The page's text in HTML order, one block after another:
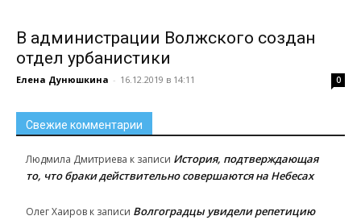
В администрации Волжского создан
отдел урбанистики
Елена Дунюшкина - 16.12.2019 в 14:11 0
Свежие комментарии
Людмила Дмитриева к записи История, подтверждающая
то, что браки действительно совершаются на Небесах
Олег Хаиров к записи Волгоградцы увидели репетицию